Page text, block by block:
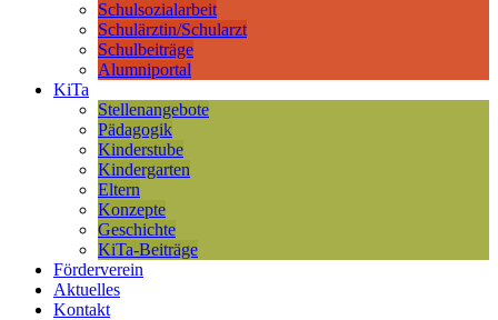
Schulsozialarbeit
Schulärztin/Schularzt
Schulbeiträge
Alumniportal
KiTa
Stellenangebote
Pädagogik
Kinderstube
Kindergarten
Eltern
Konzepte
Geschichte
KiTa-Beiträge
Förderverein
Aktuelles
Kontakt